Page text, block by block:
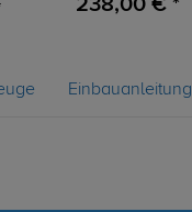
238,00 € *
Einbauanleitung